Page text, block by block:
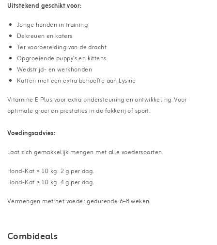
Uitstekend geschikt voor:
Jonge honden in training
Dekreuen en katers
Ter voorbereiding van de dracht
Opgroeiende puppy’s en kittens
Wedstrijd- en werkhonden
Katten met een extra behoefte aan Lysine
Vitamine E Plus voor extra ondersteuning en ontwikkeling. Voor
optimale groei en prestaties in de fokkerij of sport.
Voedingsadvies:
Laat zich gemakkelijk mengen met alle voedersoorten.
Hond-Kat < 10 kg: 2 g per dag.
Hond-Kat > 10 kg: 4 g per dag.
Vermengen met het voeder gedurende 6–8 weken.
Combideals